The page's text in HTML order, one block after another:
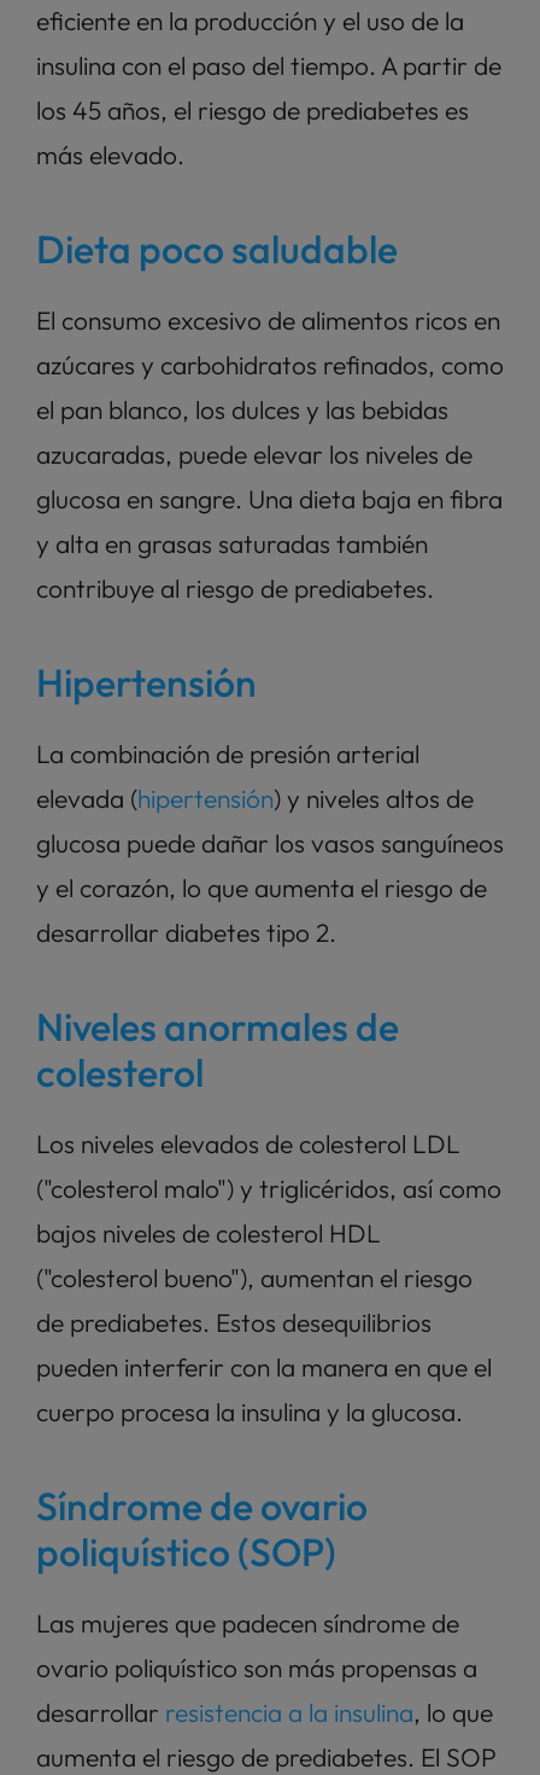
eficiente en la producción y el uso de la
insulina con el paso del tiempo. A partir de
los 45 años, el riesgo de prediabetes es
más elevado.
Dieta poco saludable
El consumo excesivo de alimentos ricos en
azúcares y carbohidratos refinados, como
el pan blanco, los dulces y las bebidas
azucaradas, puede elevar los niveles de
glucosa en sangre. Una dieta baja en fibra
y alta en grasas saturadas también
contribuye al riesgo de prediabetes.
Hipertensión
La combinación de presión arterial
elevada (hipertensión) y niveles altos de
glucosa puede dañar los vasos sanguíneos
y el corazón, lo que aumenta el riesgo de
desarrollar diabetes tipo 2.
Niveles anormales de
colesterol
Los niveles elevados de colesterol LDL
("colesterol malo") y triglicéridos, así como
bajos niveles de colesterol HDL
("colesterol bueno"), aumentan el riesgo
de prediabetes. Estos desequilibrios
pueden interferir con la manera en que el
cuerpo procesa la insulina y la glucosa.
Síndrome de ovario
poliquístico (SOP)
Las mujeres que padecen síndrome de
ovario poliquístico son más propensas a
desarrollar resistencia a la insulina, lo que
aumenta el riesgo de prediabetes. El SOP